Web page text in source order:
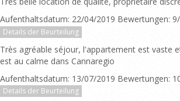
Aufenthaltsdatum: 22/04/2019 Bewertungen:
Details der Beurteilung
Très agréable séjour, l'appartement est vaste
est au calme dans Cannaregio
Aufenthaltsdatum: 13/07/2019 Bewertungen:
Details der Beurteilung